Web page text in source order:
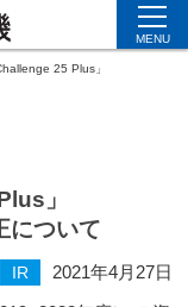
MENU
25 Plus」
」
について
IR
2021年4月27日